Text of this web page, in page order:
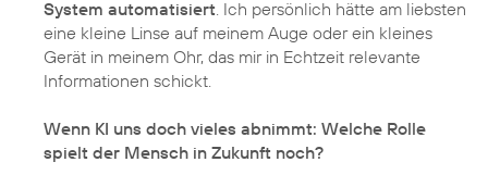
System automatisiert . Ich persönlich hätte am liebsten
eine kleine Linse auf meinem Auge oder ein kleines
Gerät in meinem Ohr, das mir in Echtzeit relevante
Informationen schickt.
Wenn KI uns doch vieles abnimmt: Welche Rolle
spielt der Mensch in Zukunft noch?